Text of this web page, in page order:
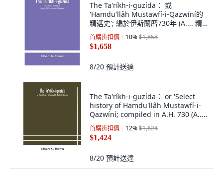
The Ta'ríkh-i-guzída： 或
'Hamdu'llâh Mustawfí-i-Qazwíní的
精選史'; 編於伊斯蘭曆730年 (A.... 精
裝版, Alpha 版本, 英文
首購折扣價 10%$1,858
$1,658
8/20 預計送達
The Ta'ríkh-i-guzída： or 'Select
history of Hamdu'llâh Mustawfí-i-
Qazwíní; compiled in A.H. 730 (A....
平裝版, Alpha Edition, 英文
首購折扣價 12%$1,624
$1,424
8/20 預計送達